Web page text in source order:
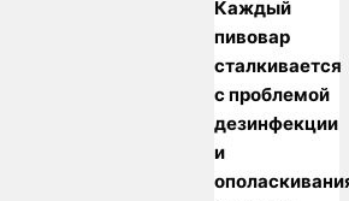
Каждый
пивовар
сталкивается
с проблемой
дезинфекции
и